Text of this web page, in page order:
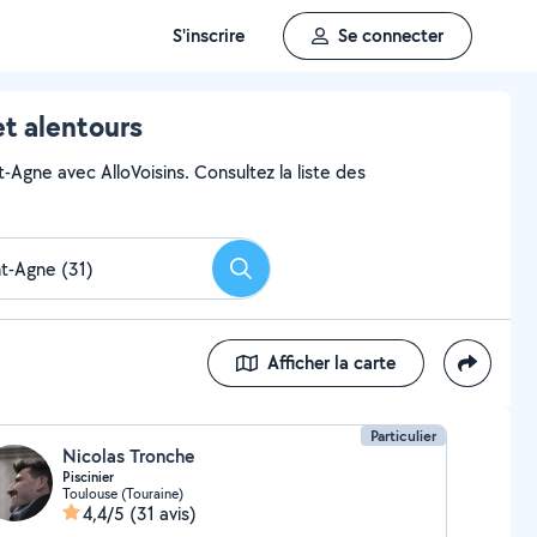
S'inscrire Se connecter
alentours
avec AlloVoisins. Consultez la liste des
Rechercher
Afficher la carte
Particulier
Nicolas Tronche
Piscinier
Toulouse (Touraine)
4,4/5 (31 avis)